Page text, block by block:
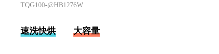
TQG100-@HB1276W
速洗快烘 大容量